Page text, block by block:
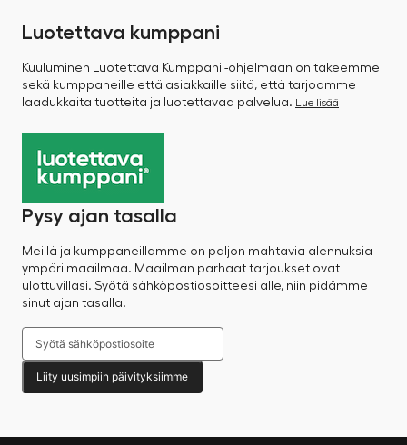
Luotettava kumppani
Kuuluminen Luotettava Kumppani -ohjelmaan on takeemme
sekä kumppaneille että asiakkaille siitä, että tarjoamme
laadukkaita tuotteita ja luotettavaa palvelua. Lue lisää
Pysy ajan tasalla
Meillä ja kumppaneillamme on paljon mahtavia alennuksia
ympäri maailmaa. Maailman parhaat tarjoukset ovat
ulottuvillasi. Syötä sähköpostiosoitteesi alle, niin pidämme
sinut ajan tasalla.
Liity uusimpiin päivityksiimme